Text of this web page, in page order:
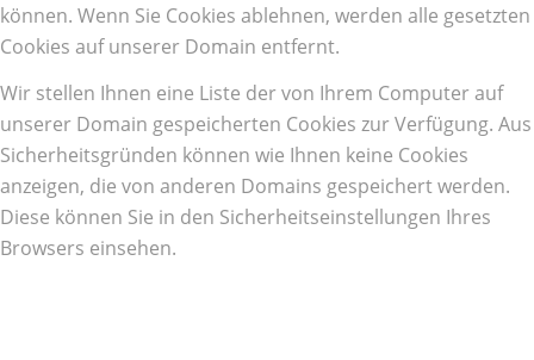
können. Wenn Sie Cookies ablehnen, werden alle gesetzten
Cookies auf unserer Domain entfernt.
Wir stellen Ihnen eine Liste der von Ihrem Computer auf
unserer Domain gespeicherten Cookies zur Verfügung. Aus
Sicherheitsgründen können wie Ihnen keine Cookies
anzeigen, die von anderen Domains gespeichert werden.
Diese können Sie in den Sicherheitseinstellungen Ihres
Browsers einsehen.